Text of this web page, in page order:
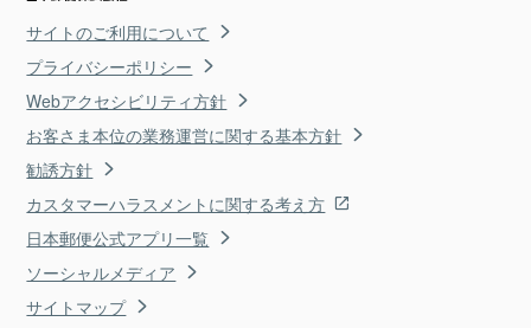
サイトのご利用について
プライバシーポリシー
Webアクセシビリティ方針
お客さま本位の業務運営に関する基本方針
勧誘方針
カスタマーハラスメントに関する考え方
日本郵便公式アプリ一覧
ソーシャルメディア
サイトマップ